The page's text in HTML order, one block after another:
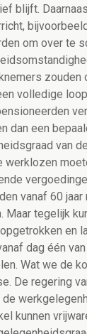
blijft.
om over te
volledige
dan een
van
vanaf 60
tegelijk
en
dag één
Wat we de
De regering
kunnen